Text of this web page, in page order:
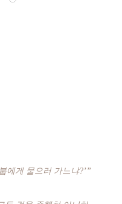
에게 물으러 가느냐?’”